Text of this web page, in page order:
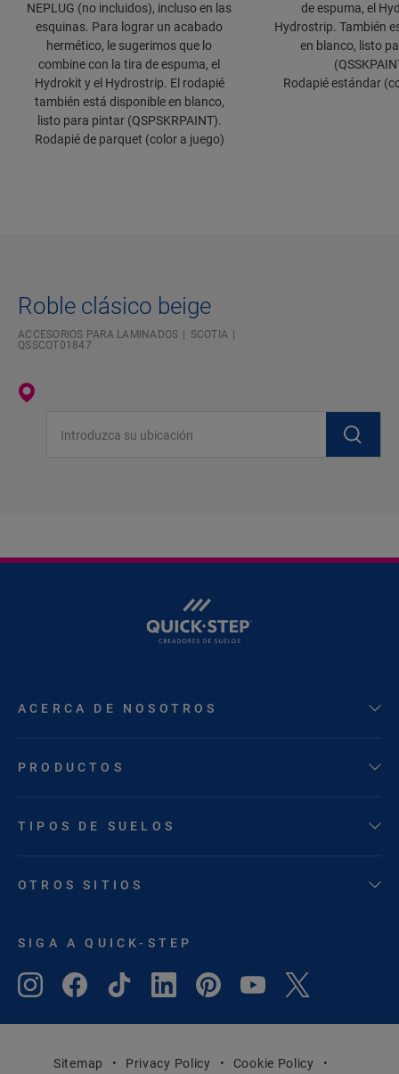
NEPLUG (no incluidos), incluso en las
esquinas. Para lograr un acabado
hermético, le sugerimos que lo
combine con la tira de espuma, el
Hydrokit y el Hydrostrip. El rodapié
también está disponible en blanco,
listo para pintar (QSPSKRPAINT).
Rodapié de parquet (color a juego)
de espuma, el
Hydrostrip. También
en blanco, listo
Rodapié estándar
Roble clásico beige
ACCESORIOS PARA LAMINADOS
SCOTIA
QSSCOT01847
ACERCA DE NOSOTROS
PRODUCTOS
TIPOS DE SUELOS
OTROS SITIOS
SIGA A QUICK-STEP
Sitemap Privacy Policy Cookie Policy